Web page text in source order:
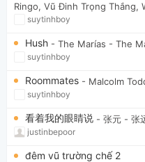
Ringo, Vũ Đinh Trọng Thắng,
suytinhboy
Hush - The Marías - The
suytinhboy
Roommates - Malcolm
suytinhboy
看着我的眼睛说 - 张元 - 张
justinbepoor
đêm vũ trường chế 2